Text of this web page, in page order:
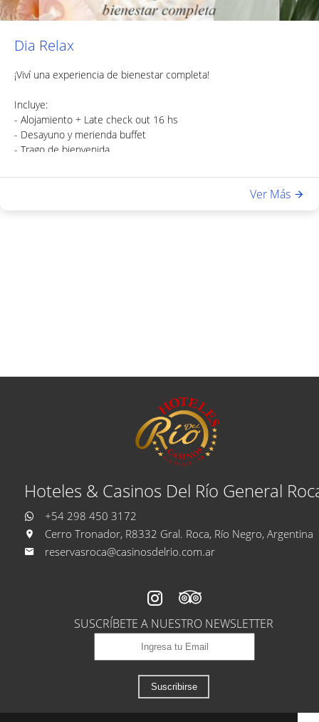
Dia Relax
¡Viví una experiencia de bienestar completa!
Incluye:
- Alojamiento + Late check out 16 hs
- Desayuno y merienda buffet
- Trago de bienvenida
- Acceso a sauna y gimnasio
- Cena de 3 pasos: Entrada; plato principal y postre.
Ver Más
Hoteles & Casinos Del Río General
+54 298 450 3172
Cerro Tronador, R8332 Gral. Roca, Río Negro, Argentina
reservasroca@casinosdelrio.com.ar
SUSCRÍBETE A NUESTRO NEWSLETTER
Suscribirse